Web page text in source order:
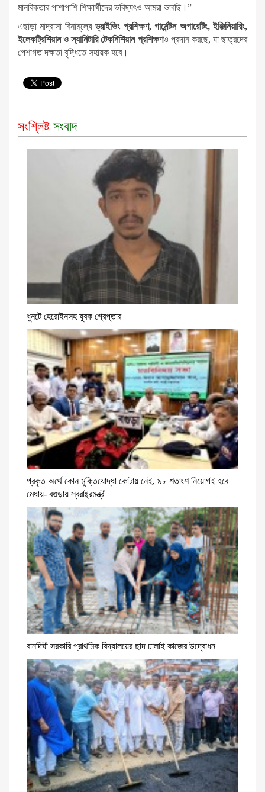
মানবিকতার পাশাপাশি শিক্ষার্থীদের ভবিষ্যৎও আমরা ভাবছি।”
এছাড়া মাদ্রাসা বিনামূল্যেড্রাইভিং প্রশিক্ষণ, গার্মেন্টস অপারেটিং, ইঞ্জিনিয়ারিং,
ইলেকট্রিশিয়ান ও স্যানিটারি টেকনিশিয়ান প্রশিক্ষণও প্রদান করছে, যা ছাত্রদের
পেশাগত দক্ষতা বৃদ্ধিতে সহায়ক হবে।
সংশ্লিষ্ট সংবাদ
ধুনটে হেরোইনসহ যুবক গ্রেপ্তার
প্রকৃত অর্থে কোন মুক্তিযোদ্ধা কোটায় নেই, ৯৮ শতাংশ নিয়োগই হবে
মেধায়- বগুড়ায় স্বরাষ্ট্রমন্ত্রী
বানদিঘী সরকারি প্রাথমিক বিদ্যালয়ের ছাদ ঢালাই কাজের উদ্বোধন